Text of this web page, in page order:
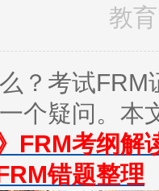
教育
考试FRM
个疑问。本
FRM考纲解
错题整理